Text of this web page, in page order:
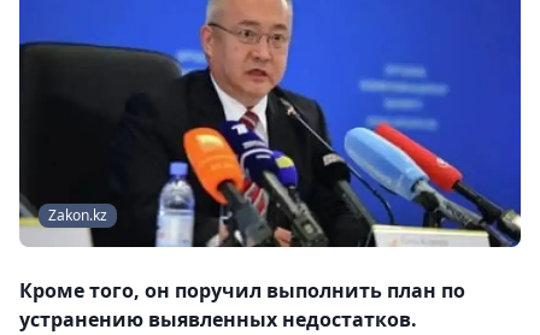
Zakon.kz
Кроме того, он поручил выполнить план по
устранению выявленных недостатков.